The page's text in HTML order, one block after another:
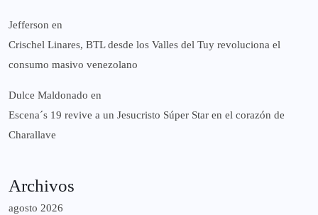
Jefferson en
Crischel Linares, BTL desde los Valles del Tuy revoluciona el
consumo masivo venezolano
Dulce Maldonado en
Escena´s 19 revive a un Jesucristo Súper Star en el corazón de
Charallave
Archivos
agosto 2026